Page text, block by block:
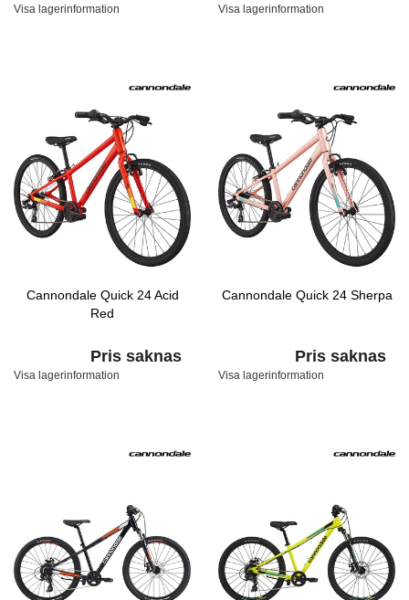
Visa lagerinformation Visa lagerinformation
Cannondale Quick 24 Acid
Red
Pris saknas
Visa lagerinformation
Cannondale Quick 24 Sherpa
Pris saknas
Visa lagerinformation